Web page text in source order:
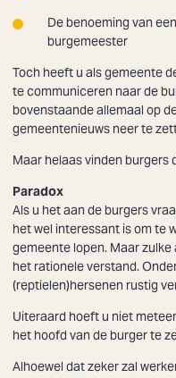
De benoeming van
burgemeester
Toch heeft u als gemeente
tecommuniceren naar de
bovenstaande allemaal op
gemeentenieuws neer te
Maar helaas vinden burgers
Paradox
Als u het aan de burgers
het wel interessant is om te
gemeente lopen. Maar
het rationele verstand.
(reptielen)hersenen rustig
Uiteraard hoeft u niet
het hoofd van de burger te
Alhoewel dat zeker zal
Zoeken